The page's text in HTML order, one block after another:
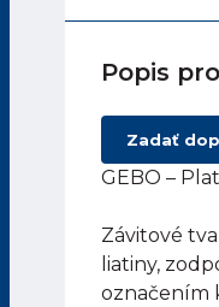
Popis
Zadať
GEBO –
Závitové
liatiny,
označením